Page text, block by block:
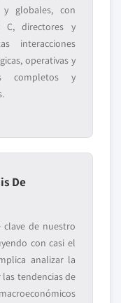
y globales, con
C, directores y
interacciones
operativas y
completos y
De
de nuestro
con casi el
analizar la
tendencias de